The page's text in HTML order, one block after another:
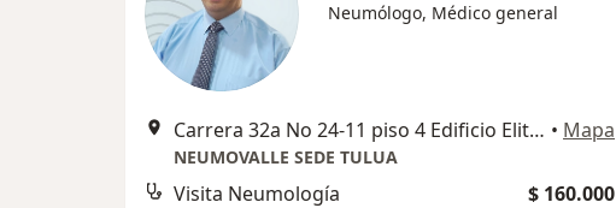
Neumólogo, Médico general
Carrera 32a No 24-11 piso 4 Edificio Elitix, Tuluá • Mapa
NEUMOVALLE SEDE TULUA
Visita Neumología $ 160.000